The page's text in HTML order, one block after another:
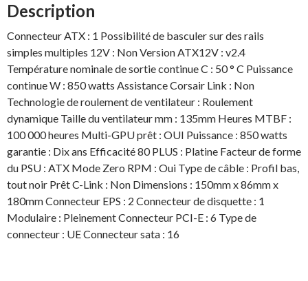
Semi
Modulaire
Vent
140mm
Boîte
Description
Connecteur ATX : 1 Possibilité de basculer sur des rails
simples multiples 12V : Non Version ATX12V : v2.4
Température nominale de sortie continue C : 50 ° C Puissance
continue W : 850 watts Assistance Corsair Link : Non
Technologie de roulement de ventilateur : Roulement
dynamique Taille du ventilateur mm : 135mm Heures MTBF :
100 000 heures Multi-GPU prêt : OUI Puissance : 850 watts
garantie : Dix ans Efficacité 80 PLUS : Platine Facteur de forme
du PSU : ATX Mode Zero RPM : Oui Type de câble : Profil bas,
tout noir Prêt C-Link : Non Dimensions : 150mm x 86mm x
180mm Connecteur EPS : 2 Connecteur de disquette : 1
Modulaire : Pleinement Connecteur PCI-E : 6 Type de
connecteur : UE Connecteur sata : 16